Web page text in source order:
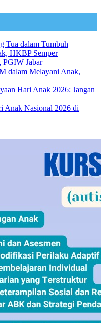
Tua dalam Tumbuh
HKBP Semper
PGIW Jabar
dalam Melayani Anak,
Hari Anak 2026: Jangan
Anak Nasional 2026 di